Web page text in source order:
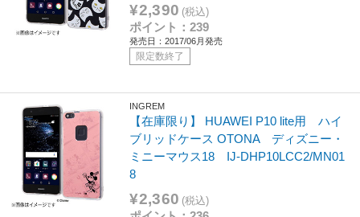
¥2,390 (税込)
ポイント：239
発売日：2017/06月発売
限定数終了
INGREM
【在庫限り】 HUAWEI P10 lite用 ハイ
ブリッドケース OTONA ディズニー・
ミニーマウス18 IJ-DHP10LCC2/MN01
8
¥2,360 (税込)